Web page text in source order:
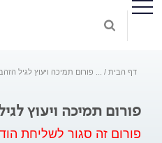
דף הבית פורום תמיכה ויעוץ לגיל
פורום תמיכה ויעוץ
פורום זה סגור לשליחת